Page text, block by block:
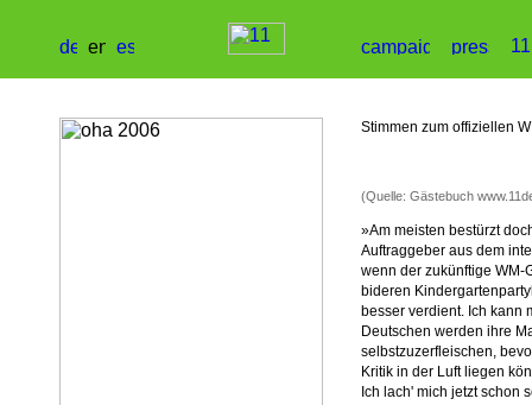
Stimmen zum offiziellen
(Quelle: Gästebuch
»Am meisten bestürzt
Auftraggeber aus dem
wenn der zukünftige WM-
bideren
besser verdient. Ich kann
Deutschen werden ihre
selbstzuzerfleischen,
Kritik in der Luft liegen
Ich lach' mich jetzt schon